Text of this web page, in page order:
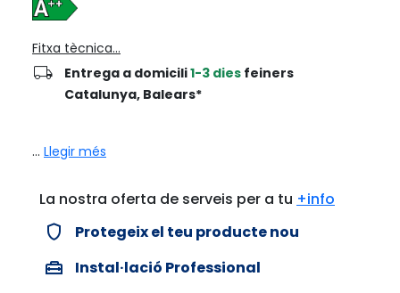
Fitxa tècnica...
local_shipping Entrega a domicili1-3 dies feiners
Catalunya, Balears*
... Llegir més
La nostra oferta de serveis per a tu +info
verified_user Protegeix el teu producte nou
home_repair_service Instal·lació Professional